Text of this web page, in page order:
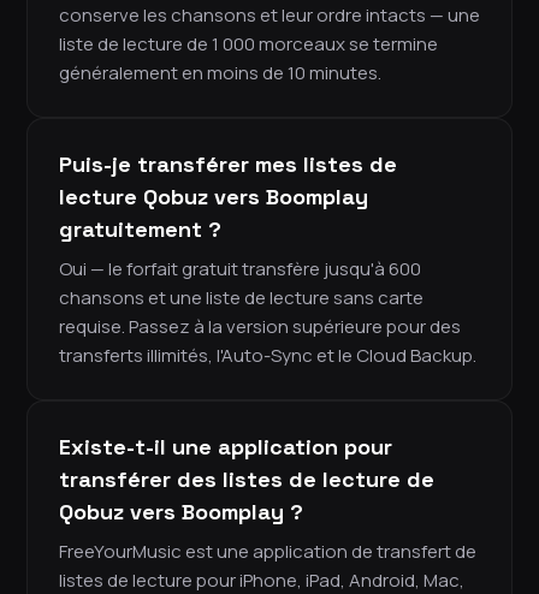
conserve les chansons et leur ordre intacts — une
liste de lecture de 1 000 morceaux se termine
généralement en moins de 10 minutes.
Puis-je transférer mes listes de
lecture Qobuz vers Boomplay
gratuitement ?
Oui — le forfait gratuit transfère jusqu'à 600
chansons et une liste de lecture sans carte
requise. Passez à la version supérieure pour des
transferts illimités, l'Auto-Sync et le Cloud Backup.
Existe-t-il une application pour
transférer des listes de lecture de
Qobuz vers Boomplay ?
FreeYourMusic est une application de transfert de
listes de lecture pour iPhone, iPad, Android, Mac,